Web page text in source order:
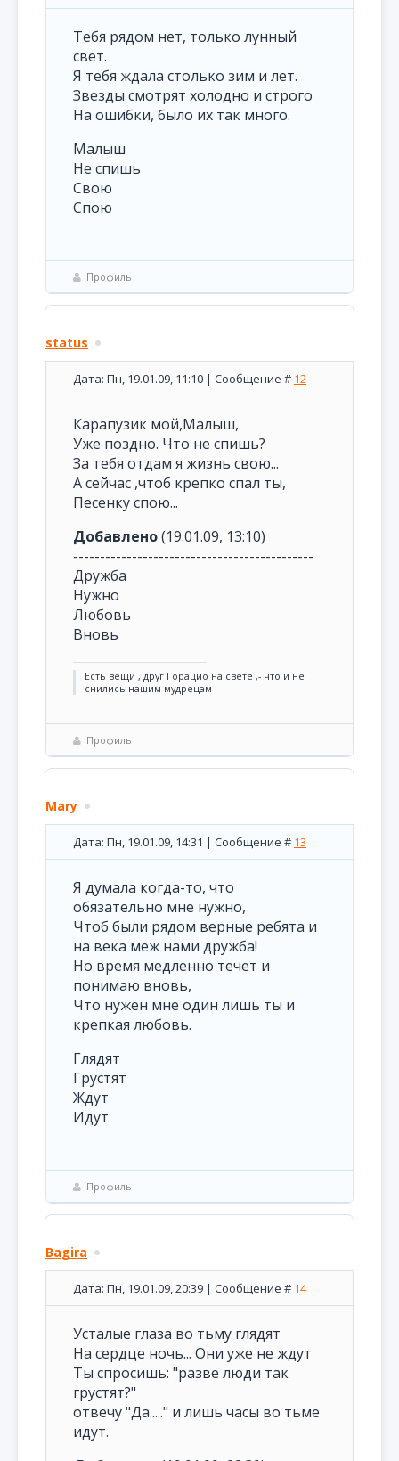
Тебя рядом нет, только лунный
свет.
Я тебя ждала столько зим и лет.
Звезды смотрят холодно и строго
На ошибки, было их так много.
Малыш
Не спишь
Свою
Спою
Профиль
status
Дата: Пн, 19.01.09, 11:10 | Сообщение # 12
Карапузик мой,Малыш,
Уже поздно. Что не спишь?
За тебя отдам я жизнь свою...
А сейчас ,чтоб крепко спал ты,
Песенку спою...
Добавлено(19.01.09, 13:10)
---------------------------------------------
Дружба
Нужно
Любовь
Вновь
Есть вещи , друг Горацио на свете ,- что и не
снились нашим мудрецам .
Профиль
Mary
Дата: Пн, 19.01.09, 14:31 | Сообщение # 13
Я думала когда-то, что
обязательно мне нужно,
Чтоб были рядом верные ребята и
на века меж нами дружба!
Но время медленно течет и
понимаю вновь,
Что нужен мне один лишь ты и
крепкая любовь.
Глядят
Грустят
Ждут
Идут
Профиль
Bagira
Дата: Пн, 19.01.09, 20:39 | Сообщение # 14
Усталые глаза во тьму глядят
На сердце ночь... Они уже не ждут
Ты спросишь: "разве люди так
грустят?"
отвечу "Да....." и лишь часы во тьме
идут.